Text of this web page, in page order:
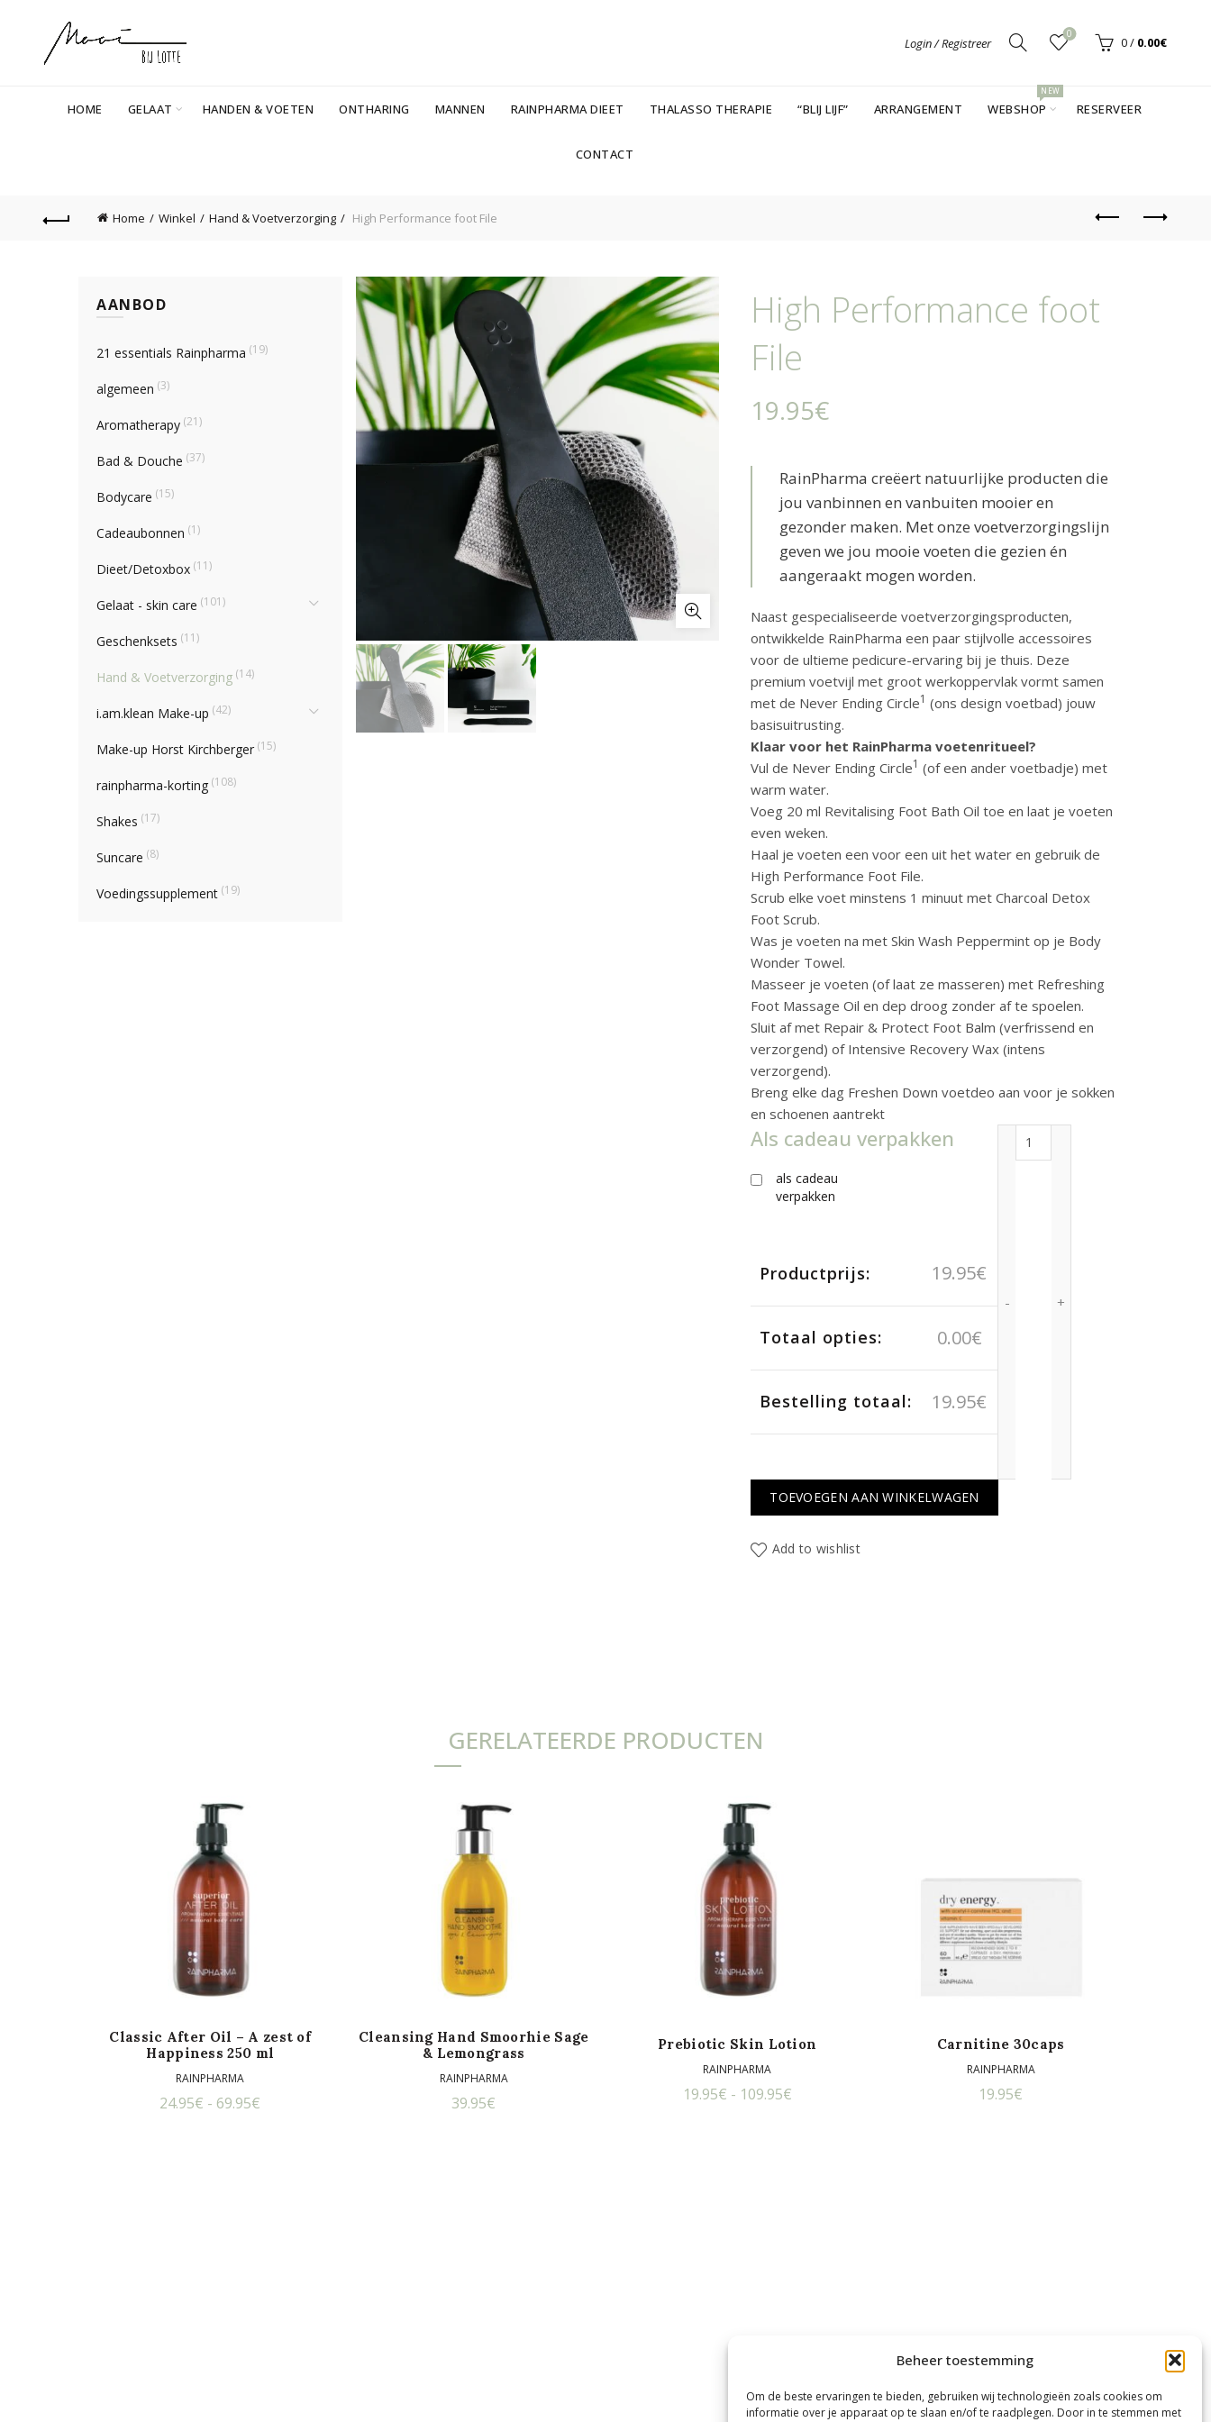
Beheer toestemming
Om de beste ervaringen te bieden, gebruiken wij technologieën zoals cookies om
informatie over je apparaat op te slaan en/of te raadplegen. Door in te stemmen met
Login / Registreer
0
0/ 0.00€
HOME GELAAT HANDEN & VOETEN ONTHARING MANNEN RAINPHARMA DIEET THALASSO THERAPIE “BLIJ LIJF” ARRANGEMENT WEBSHOP
NEW
RESERVEER
CONTACT
Home Winkel Hand & Voetverzorging High Performance foot File
High Performance foot
File
19.95€
RainPharma creëert natuurlijke producten die
jouvanbinnen en vanbuiten mooier en
gezonder maken. Met onze voetverzorgingslijn
geven we jou mooie voeten die gezien én
aangeraakt mogen worden.
Naast gespecialiseerde voetverzorgingsproducten,
ontwikkelde RainPharma een paar stijlvolle accessoires
voor de ultieme pedicure-ervaring bij je thuis. Deze
premiumvoetvijl met groot werkoppervlak vormt samen
metde Never Ending Circle1 (ons design voetbad) jouw
basisuitrusting.
Klaar voor het RainPharma voetenritueel?
Vul de Never Ending Circle1 (of een ander voetbadje) met
warm water.
Voeg 20 ml Revitalising Foot Bath Oil toe en laat je voeten
even weken.
Haal je voeten een voor een uit het water en gebruik de
High Performance Foot File.
Scrub elke voet minstens 1 minuut met Charcoal Detox
Foot Scrub.
Was je voeten na met Skin Wash Peppermint op je Body
Wonder Towel.
Masseer je voeten (of laat ze masseren) met Refreshing
Foot Massage Oil en dep droog zonder af te spoelen.
Sluit af met Repair & Protect Foot Balm (verfrissend en
verzorgend) of Intensive Recovery Wax (intens
verzorgend).
Breng elke dag Freshen Down voetdeo aan voor je sokken
en schoenen aantrekt
Als cadeau verpakken
als cadeau
verpakken
Productprijs: 19.95€
Totaal opties: 0.00€
Bestelling totaal: 19.95€
TOEVOEGEN AAN WINKELWAGEN
Add to wishlist
AANBOD
21 essentials Rainpharma (19)
algemeen (3)
Aromatherapy (21)
Bad & Douche (37)
Bodycare (15)
Cadeaubonnen (1)
Dieet/Detoxbox (11)
Gelaat - skin care (101)
Geschenksets (11)
Hand & Voetverzorging (14)
i.am.klean Make-up (42)
Make-up Horst Kirchberger (15)
rainpharma-korting (108)
Shakes (17)
Suncare (8)
Voedingssupplement (19)
GERELATEERDE PRODUCTEN
Classic After Oil – A zest of
Happiness 250 ml
RAINPHARMA
24.95€ - 69.95€
Cleansing Hand Smoorhie Sage
& Lemongrass
RAINPHARMA
39.95€
Prebiotic Skin Lotion
RAINPHARMA
19.95€ - 109.95€Prijsklasse:
Carnitine 30caps
RAINPHARMA
19.95€